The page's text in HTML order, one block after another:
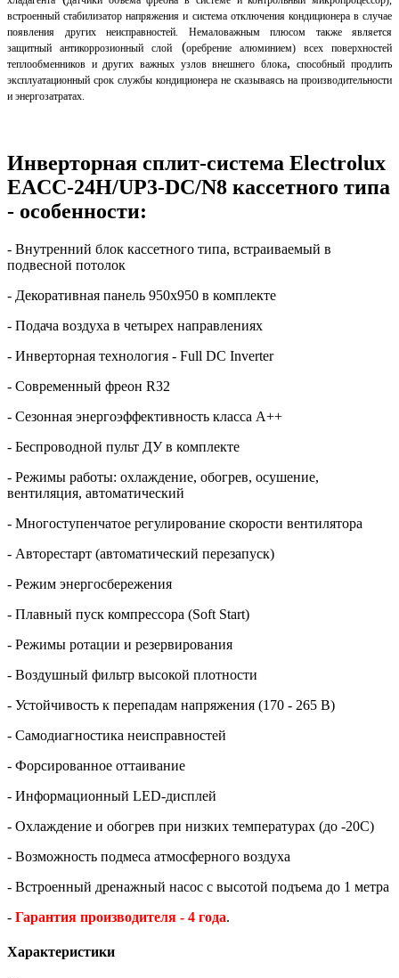
встроенный стабилизатор напряжения и система отключения кондиционера в случае
появления других неисправностей. Немаловажным плюсом также является
защитный антикоррозионный слой
(оребрение алюминием) всех поверхностей
теплообменников и других важных узлов внешнего блока, способный продлить
эксплуатационный срок службы кондиционера не сказываясь на производительности
и энергозатратах.
Инверторная сплит-система Electrolux
EACC-24H/UP3-DC/N8 кассетного типа
- особенности:
- Внутренний блок кассетного типа, встраиваемый в
подвесной потолок
- Декоративная панель 950х950 в комплекте
- Подача воздуха в четырех направлениях
- Инверторная технология - Full DC Inverter
- Современный фреон R32
- Сезонная энергоэффективность класса А++
- Беспроводной пульт ДУ в комплекте
- Режимы работы: охлаждение, обогрев, осушение,
вентиляция, автоматический
- Многоступенчатое регулирование скорости вентилятора
- Авторестарт (автоматический перезапуск)
- Режим энергосбережения
- Плавный пуск компрессора (Soft Start)
- Режимы ротации и резервирования
- Воздушный фильтр высокой плотности
- Устойчивость к перепадам напряжения (170 - 265 В)
- Самодиагностика неисправностей
- Форсированное оттаивание
- Информационный LED-дисплей
- Охлаждение и обогрев при низких температурах (до -20С)
- Возможность подмеса атмосферного воздуха
- Встроенный дренажный насос с высотой подъема до 1 метра
- Гарантия производителя - 4 года.
Характеристики